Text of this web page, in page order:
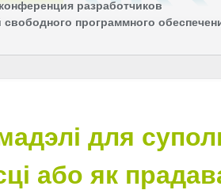
разработчиков
свободного программного
для
або як